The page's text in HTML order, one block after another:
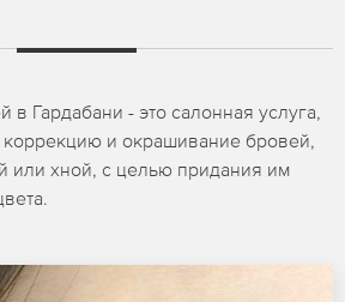
Гардабани - это салонная услуга,
и окрашивание бровей,
или хной, с целью придания им